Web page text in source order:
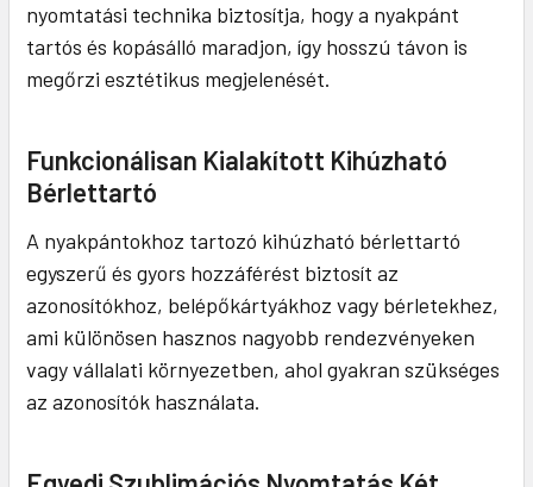
nyomtatási technika biztosítja, hogy a nyakpánt
tartós és kopásálló maradjon, így hosszú távon is
megőrzi esztétikus megjelenését.
Funkcionálisan Kialakított Kihúzható
Bérlettartó
A nyakpántokhoz tartozó kihúzható bérlettartó
egyszerű és gyors hozzáférést biztosít az
azonosítókhoz, belépőkártyákhoz vagy bérletekhez,
ami különösen hasznos nagyobb rendezvényeken
vagy vállalati környezetben, ahol gyakran szükséges
az azonosítók használata.